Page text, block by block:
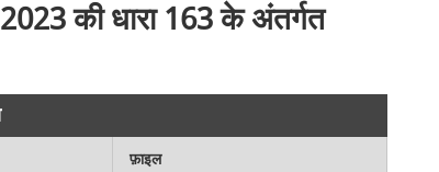
की धारा 163 के अंतर्गत
फ़ाइल